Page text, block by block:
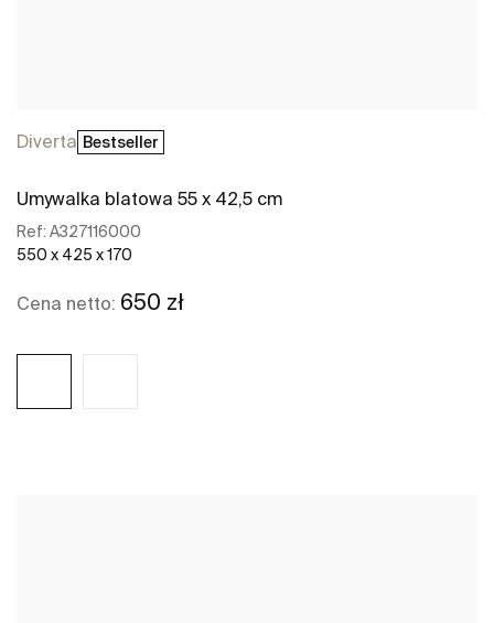
Diverta Bestseller
Umywalka blatowa 55 x 42,5 cm
Ref: A327116000
550 x 425 x 170
Cena netto: 650 zł